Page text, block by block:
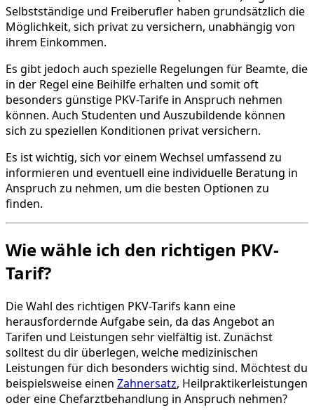
Selbstständige und Freiberufler haben grundsätzlich die
Möglichkeit, sich privat zu versichern, unabhängig von
ihrem Einkommen.
Es gibt jedoch auch spezielle Regelungen für Beamte, die
in der Regel eine Beihilfe erhalten und somit oft
besonders günstige PKV-Tarife in Anspruch nehmen
können. Auch Studenten und Auszubildende können
sich zu speziellen Konditionen privat versichern.
Es ist wichtig, sich vor einem Wechsel umfassend zu
informieren und eventuell eine individuelle Beratung in
Anspruch zu nehmen, um die besten Optionen zu
finden.
Wie wähle ich den richtigen PKV-
Tarif?
Die Wahl des richtigen PKV-Tarifs kann eine
herausfordernde Aufgabe sein, da das Angebot an
Tarifen und Leistungen sehr vielfältig ist. Zunächst
solltest du dir überlegen, welche medizinischen
Leistungen für dich besonders wichtig sind. Möchtest du
beispielsweise einen Zahnersatz, Heilpraktikerleistungen
oder eine Chefarztbehandlung in Anspruch nehmen?